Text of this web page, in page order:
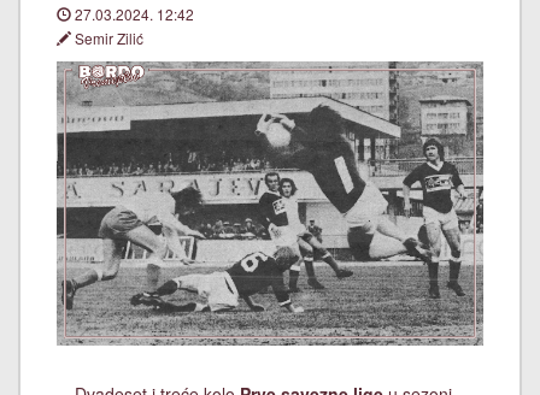
27.03.2024. 12:42
Semir Zilić